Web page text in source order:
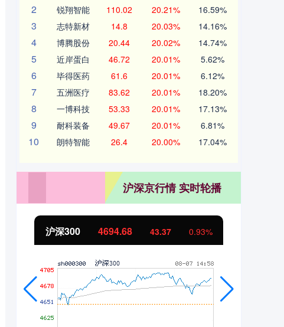
2 锐翔智能 110.02 20.21% 16.59%
3 志特新材 14.8 20.03% 14.16%
4 博腾股份 20.44 20.02% 14.74%
5 近岸蛋白 46.72 20.01% 5.62%
6 毕得医药 61.6 20.01% 6.12%
7 五洲医疗 83.62 20.01% 18.20%
8 一博科技 53.33 20.01% 17.13%
9 耐科装备 49.67 20.01% 6.81%
10 朗特智能 26.4 20.00% 17.04%
沪深京行情 实时轮播
北证50 1134.18 11.30 1.01%